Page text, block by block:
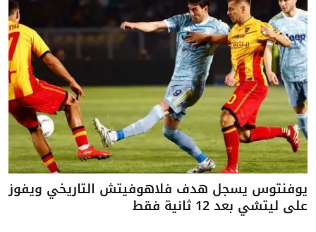
يوفنتوس يسجل هدف فلاهوفيتش التاريخي ويفوز
على ليتشي بعد 12 ثانية فقط